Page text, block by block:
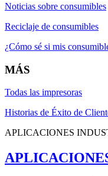
Noticias sobre consumibles
Reciclaje de consumibles
¿Cómo sé si mis
MÁS
Todas las impresoras
Historias de Éxito de
APLICACIONES